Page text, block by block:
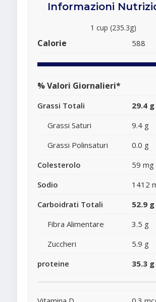
Informazioni
1 cup (235.3g)
Calorie 588
% Valori Giornalieri*
Grassi Totali 29.4 g
Grassi Saturi
9.4 g
Grassi Polinsaturi
0.0 g
Colesterolo
59 mg
Sodio
1412
Carboidrati Totali
52.9 g
Fibra Alimentare
3.5 g
Zuccheri
5.9 g
proteine
35.3 g